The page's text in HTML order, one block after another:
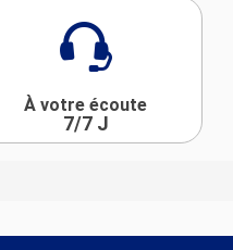
À votre écoute
7/7 J